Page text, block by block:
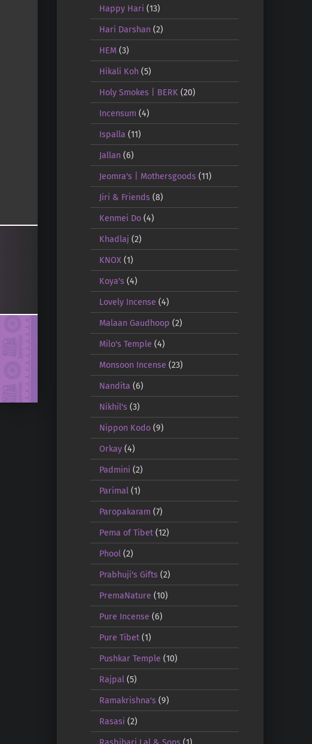
Happy Hari (13)
Hari Darshan(2)
HEM(3)
Hikali Koh(5)
Holy Smokes | BERK (20)
Incensum (4)
Ispalla (11)
Jallan(6)
Jeomra's | Mothersgoods(11)
Jiri & Friends(8)
Kenmei Do(4)
Khadlaj (2)
KNOX (1)
Koya's(4)
Lovely Incense (4)
Malaan Gaudhoop (2)
Milo's Temple (4)
Monsoon Incense (23)
Nandita (6)
Nikhil's(3)
Nippon Kodo(9)
Orkay(4)
Padmini (2)
Parimal (1)
Paropakaram (7)
Pema of Tibet(12)
Phool (2)
Prabhuji's Gifts(2)
PremaNature (10)
Pure Incense (6)
Pure Tibet(1)
Pushkar Temple (10)
Rajpal (5)
Ramakrishna's(9)
Rasasi (2)